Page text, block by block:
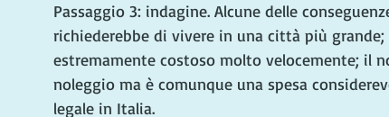
Passaggio 3: indagine. Alcune delle
richiederebbe di vivere in una città più
estremamente costoso molto velocemente; il
noleggio ma è comunque una spesa
legale in Italia.